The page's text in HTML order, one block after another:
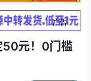
广告
50元！0门槛